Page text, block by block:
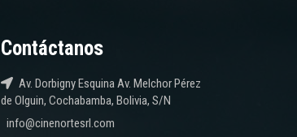
Contáctanos
Av. Dorbigny Esquina Av. Melchor Pérez
de Olguin, Cochabamba, Bolivia, S/N
info@cinenortesrl.com